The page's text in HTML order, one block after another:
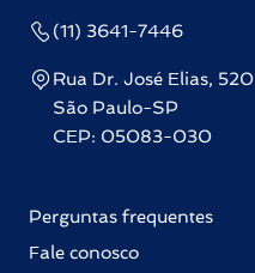
(11) 3641-7446
Rua Dr. José Elias, 520
São Paulo-SP
CEP: 05083-030
Perguntas frequentes
Fale conosco